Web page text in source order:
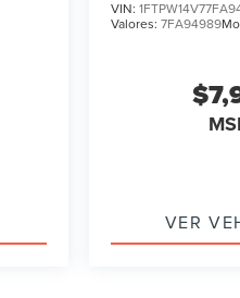
VIN:
Valores: 7FA94989
VER